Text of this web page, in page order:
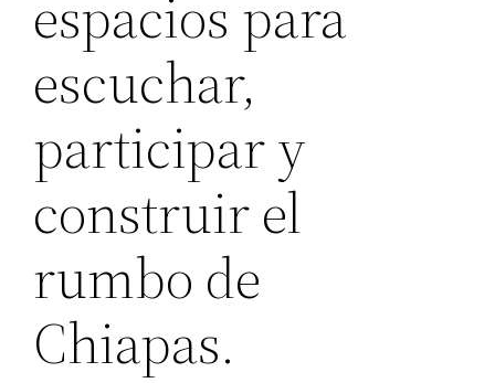
espacios para
escuchar,
participar y
construir el
rumbo de
Chiapas.